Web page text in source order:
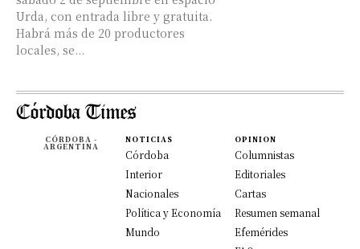
Urda, con entrada libre y gratuita.
Habrá más de 20 productores
locales, se...
CÓRDOBA -
ARGENTINA
NOTICIAS
Córdoba
Interior
Nacionales
Política y Economía
Mundo
OPINION
Columnistas
Editoriales
Cartas
Resumen semanal
Efemérides